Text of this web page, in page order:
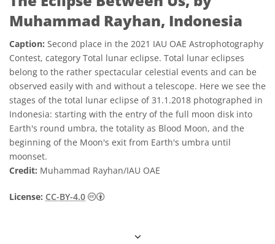
Muhammad Rayhan, Indonesia
Caption: Second place in the 2021 IAU OAE Astrophotography
Contest, category Total lunar eclipse. Total lunar eclipses
belong to the rather spectacular celestial events and can be
observed easily with and without a telescope. Here we see the
stages of the total lunar eclipse of 31.1.2018 photographed in
Indonesia: starting with the entry of the full moon disk into
Earth's round umbra, the totality as Blood Moon, and the
beginning of the Moon's exit from Earth's umbra until
moonset.
Credit: Muhammad Rayhan/IAU OAE
License: CC-BY-4.0 Creative Commons Reconocimiento 4.0